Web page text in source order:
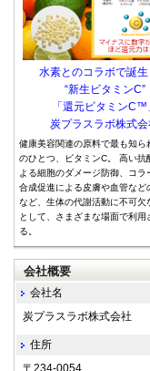
水素とのコラボで誕生
“新生ビタミンC”
「還元ビタミンC™
炭プラスラボ株式会
健康美容関連の原料で最も知ら
のひとつ、ビタミンC。 高い抗
よる細胞のダメージ防御、コラ
合成促進による皮膚や血管など
など、生体の代謝活動に不可欠
として、さまざまな場面で利用
る。
会社概要
会社名
炭プラスラボ株式会社
住所
〒234-0054